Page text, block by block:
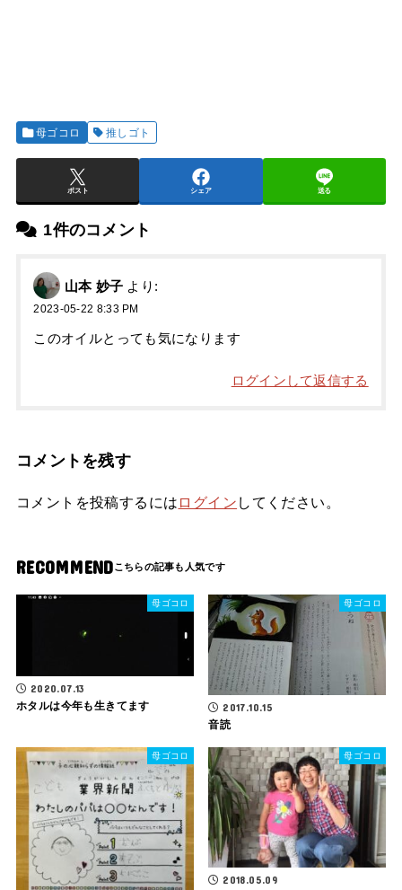
母ゴコロ 推しゴト
ポスト シェア 送る
1件のコメント
山本 妙子 より:
2023-05-22 8:33 PM
このオイルとっても気になります
ログインして返信する
コメントを残す
コメントを投稿するには ログイン してください。
RECOMMEND
母ゴコロ
2020.07.13
ホタルは今年も生きてます
母ゴコロ
2017.10.15
音読
母ゴコロ 母ゴコロ
2018.05.09